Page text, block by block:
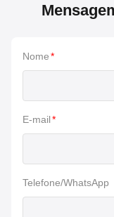
Nome*
E-mail*
Telefone/WhatsApp